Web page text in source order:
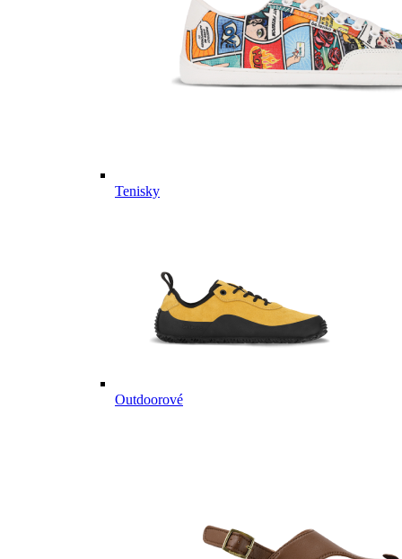
Tenisky
Outdoorové